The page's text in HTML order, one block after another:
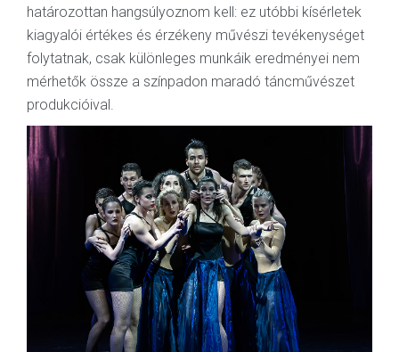
határozottan hangsúlyoznom kell: ez utóbbi kísérletek
kiagyalói értékes és érzékeny művészi tevékenységet
folytatnak, csak különleges munkáik eredményei nem
mérhetők össze a színpadon maradó táncművészet
produkcióival.